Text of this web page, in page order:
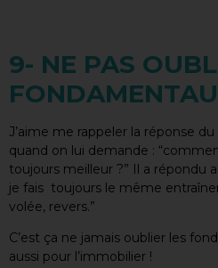
9- NE PAS
J’aime me rappeler la réponse
quand on lui demande :
toujours meilleur ?” Il a répondu
je fais toujours le même
volée, revers.”
C’est ça ne jamais oublier les
aussi pour l’immobilier !